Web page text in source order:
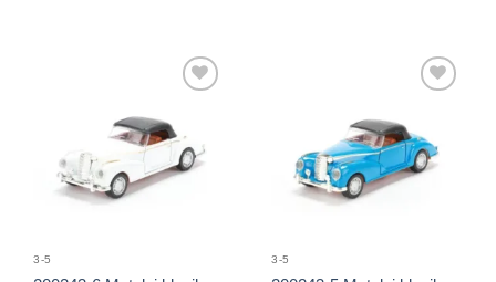
proizvod
3-5
proizvod
3-5